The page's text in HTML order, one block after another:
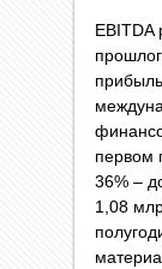
EBITDA
первом
36% –
1,08